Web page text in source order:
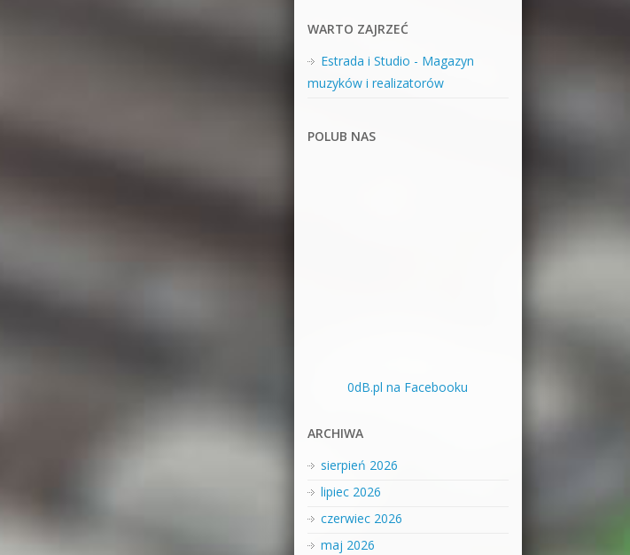
WARTO ZAJRZEĆ
Estrada i Studio - Magazyn
muzyków i realizatorów
POLUB NAS
0dB.pl na Facebooku
ARCHIWA
sierpień 2026
lipiec 2026
czerwiec 2026
maj 2026